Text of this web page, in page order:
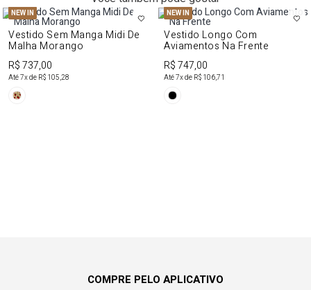
NEW IN
Vestido Sem Manga Midi De
Malha Morango
R$ 737,00
Até7x de R$ 105,28
NEW IN
Vestido Longo Com
Aviamentos Na Frente
R$ 747,00
Até7x de R$ 106,71
COMPRE PELO APLICATIVO